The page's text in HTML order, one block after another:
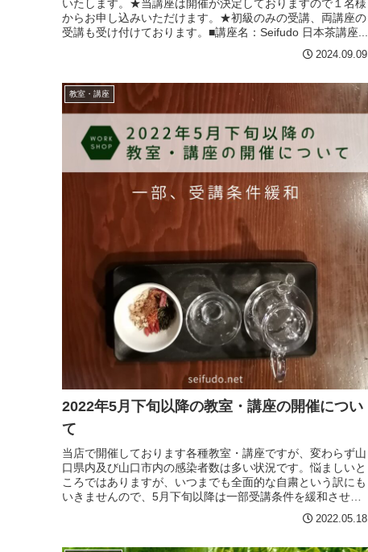
いたします。★当講座は開催が決定しておりますので１名様
からお申し込みいただけます。★初級のみの受講、両講座の
受講も受け付けております。■講座名：Seifudo 日本茶講座...
2024.09.09
教室・講座
2022年5月下旬以降の教室・講座の開催につい
て
当店で開催しております各種教室・講座ですが、変わらず山
口県内及び山口市内の感染者数は多い状況です。悩ましいと
ころではありますが、いつまでも全面的な自粛という訳にも
いきませんので、5月下旬以降は一部受講条件を緩和させて
2022.05.18